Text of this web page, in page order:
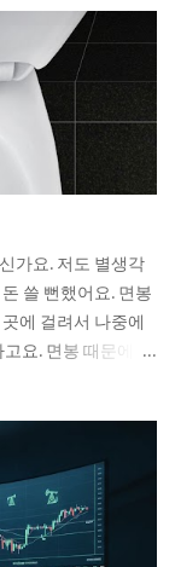
Q1 2026
$506M non-
loss. Source:
quarterly
in Q1 2026 the
the thematic
were priced
가요. 저도 별생각
쓸 뻔했어요. 면봉
에 걸려서 나중에
요. 면봉 때문에 변
기 아예 안 내려가
었어요. 결국 배관
요. 생각해보면 면
: 물티슈나 각종 티